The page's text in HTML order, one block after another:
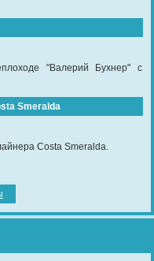
"Валерий Бухнер" с
Smeralda
Costa Smeralda.